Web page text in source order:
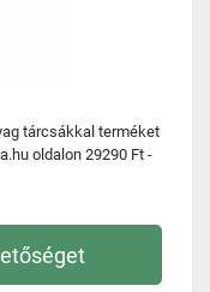
tárcsákkal terméket
oldalon 29290 Ft -